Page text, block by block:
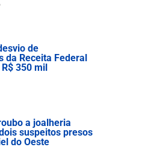
de
da Receita Federal
350 mil
a joalheria
suspeitos presos
do Oeste